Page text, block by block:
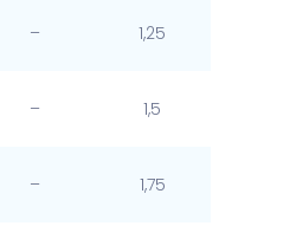
– 1,25
– 1,5
– 1,75